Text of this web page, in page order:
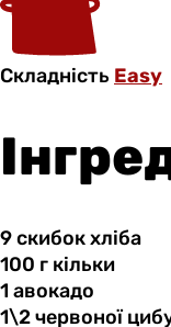
Складність Easy
9 скибокхліба
100 г кільки
1 авокадо
1\2 червоної